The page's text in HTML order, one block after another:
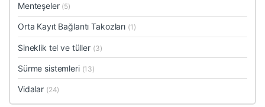
Menteşeler (5)
Orta Kayıt Bağlantı Takozları (1)
Sineklik tel ve tüller (3)
Sürme sistemleri (13)
Vidalar (24)